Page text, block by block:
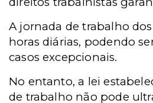
A jornada de trabalho
horas diárias, podendo
casos excepcionais.
No entanto, a lei
de trabalho não pode